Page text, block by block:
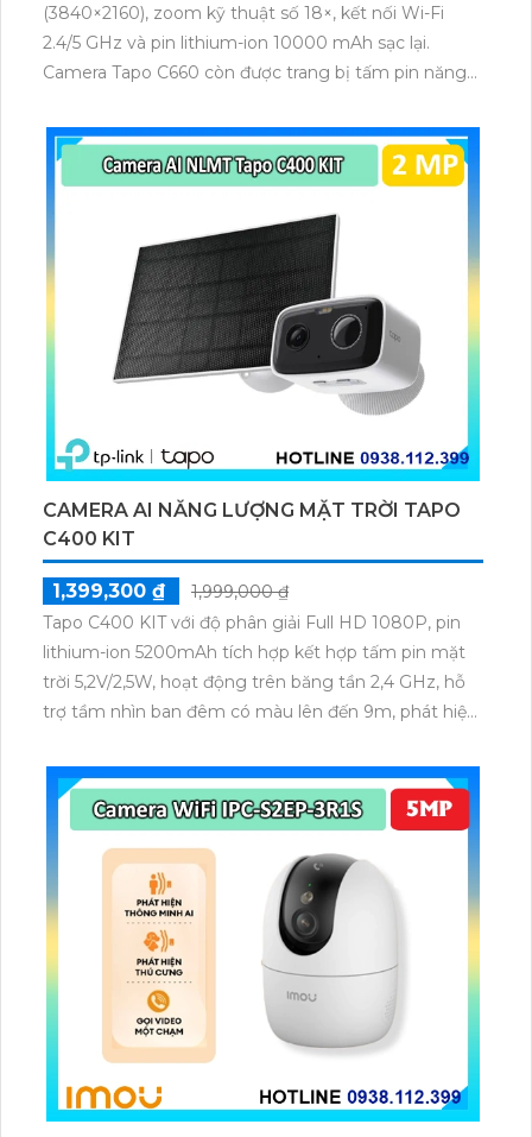
(3840×2160), zoom kỹ thuật số 18×, kết nối Wi-Fi
2.4/5 GHz và pin lithium-ion 10000 mAh sạc lại.
Camera Tapo C660 còn được trang bị tấm pin năng
thú cưng, phương tiện, lưu trữ thẻ microSD tối đa 512
GB.
CAMERA AI NĂNG LƯỢNG MẶT TRỜI TAPO
C400 KIT
1,399,300 ₫
1,999,000 ₫
Tapo C400 KIT với độ phân giải Full HD 1080P, pin
lithium-ion 5200mAh tích hợp kết hợp tấm pin mặt
trời 5,2V/2,5W, hoạt động trên băng tần 2,4 GHz, hỗ
trợ tầm nhìn ban đêm có màu lên đến 9m, phát hiện
dữ liệu qua thẻ microSD lên đến 512GB.